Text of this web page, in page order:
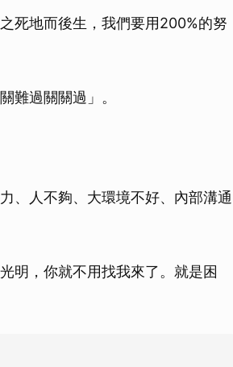
死地而後生，我們要用200%的努
難過關關過」。
、人不夠、大環境不好、內部溝通
明，你就不用找我來了。就是困